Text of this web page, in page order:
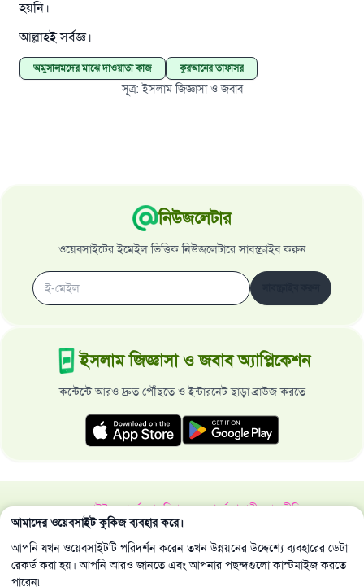
হয়নি।
আল্লাহই সর্বজ্ঞ।
অমুসলিমদের মাঝে দাওয়াতী কাজ কুরআনের তাফসির
সূত্র:ইসলাম জিজ্ঞাসা ও জবাব
নিউজলেটার
ওয়েবসাইটের ইমেইল ভিত্তিক নিউজলেটারে সাবস্ক্রাইব করুন
ইসলাম জিজ্ঞাসা ও জবাব অ্যাপ্লিকেশন
কন্টেন্টে আরও দ্রুত পৌঁছতে ও ইন্টারনেট ছাড়া ব্রাউজ করতে
ওয়েবসাইট সম্পর্কেমহাপরিচালক সম্পর্কেগোপনীয়তার নীতি
সর্বস্বত্ব ইসলাম জিজ্ঞাসা ও জবাব ওয়েবসাইট কর্তৃক সংরক্ষিত 1997-2025 ©
আমাদের ওয়েবসাইট কুকিজ ব্যবহার করে।
আপনি যখন ওয়েবসাইটটি পরিদর্শন করেন তখন উন্নয়নের উদ্দেশ্যে ব্যবহারের ডেটা
রেকর্ড করা হয়। আপনি আরও জানতে এবং আপনার পছন্দগুলো কাস্টমাইজ করতে
পারেন৷